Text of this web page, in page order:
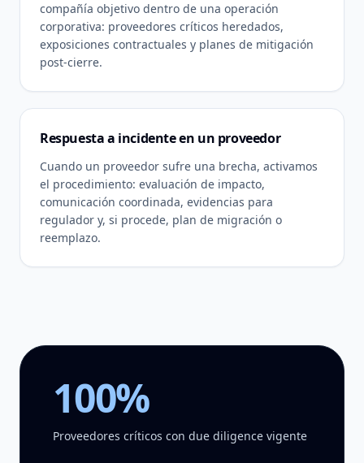
compañía objetivo dentro de una operación
corporativa: proveedores críticos heredados,
exposiciones contractuales y planes de mitigación
post-cierre.
Respuesta a incidente en un proveedor
Cuando un proveedor sufre una brecha, activamos
el procedimiento: evaluación de impacto,
comunicación coordinada, evidencias para
regulador y, si procede, plan de migración o
reemplazo.
100%
Proveedores críticos con due diligence vigente